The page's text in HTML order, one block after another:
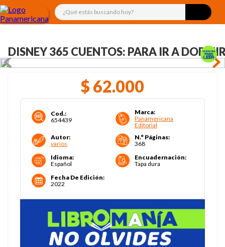
¿Qué estás buscando hoy?
DISNEY 365 CUENTOS: PARA IR A
$ 62.000
Cod.:
654439
Marca:
Panamericana
Editorial
Autor:
varios
N.° Páginas:
368
Idioma:
Español
Encuadernación:
Tapa dura
Fecha De Edición:
2022